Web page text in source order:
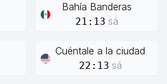
Bahía Banderas
21:13 sá
Cuéntale a la ciudad
22:13 sá